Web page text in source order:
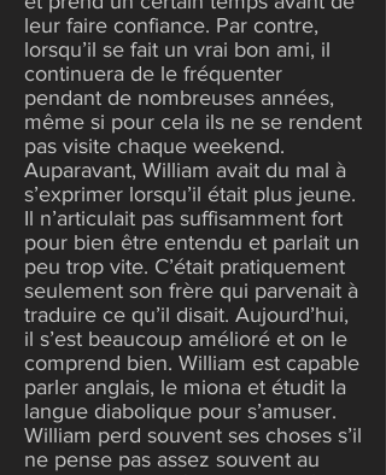
leur faire confiance. Par contre,
lorsqu’il se fait un vrai bon ami, il
continuera de le fréquenter
pendant de nombreuses années,
même si pour cela ils ne se rendent
pas visite chaque weekend.
Auparavant, William avait du mal à
s’exprimer lorsqu’il était plus jeune.
Il n’articulait pas suffisamment fort
pour bien être entendu et parlait un
peu trop vite. C’était pratiquement
seulement son frère qui parvenait à
traduire ce qu’il disait. Aujourd’hui,
il s’est beaucoup amélioré et on le
comprend bien. William est capable
parler anglais, le miona et étudit la
langue diabolique pour s’amuser.
William perd souvent ses choses s’il
ne pense pas assez souvent au